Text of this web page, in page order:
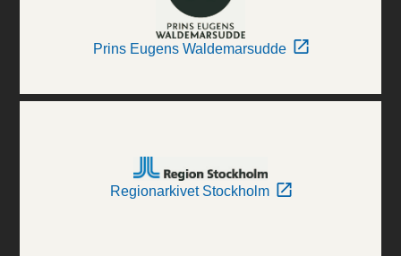
Prins Eugens Waldemarsudde
Regionarkivet Stockholm